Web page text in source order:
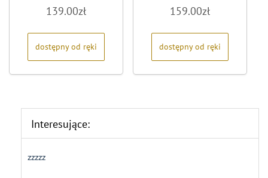
0
na
139.00zł
dostępny od ręki
0
na
159.00zł
dostępny od ręki
Interesujące:
zzzzz